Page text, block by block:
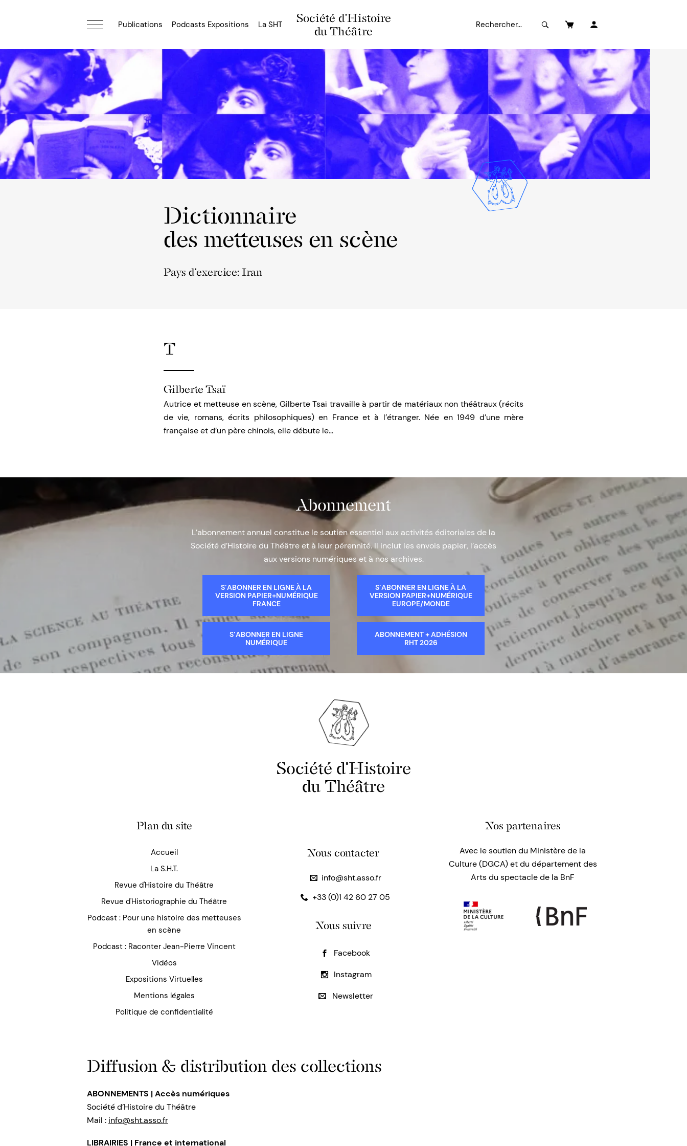
Société d'Histoire
du Théâtre
Publications Podcasts Expositions La SHT
Dictionnaire
des metteuses en scène
Pays d'exercice: Iran
T
Gilberte Tsaï
Autrice et metteuse en scène, Gilberte Tsaï travaille à partir de matériaux non théâtraux (récits
de vie, romans, écrits philosophiques) en France et à l’étranger. Née en 1949 d’une mère
française et d’un père chinois, elle débute le…
Abonnement
L’abonnement annuel constitue le soutien essentiel aux activités éditoriales de la
Société d’Histoire du Théâtre et à leur pérennité. Il inclut les envois papier, l’accès
aux versions numériques et à nos archives.
S’ABONNER EN LIGNE À LA
VERSION PAPIER+NUMÉRIQUE
FRANCE
S’ABONNER EN LIGNE À LA
VERSION PAPIER+NUMÉRIQUE
EUROPE/MONDE
S’ABONNER EN LIGNE
NUMÉRIQUE
ABONNEMENT + ADHÉSION
RHT 2026
Société d'Histoire
du Théâtre
Plan du site
Accueil
La S.H.T.
Revue d'Histoire du Théâtre
Revue d'Historiographie du Théâtre
Podcast : Pour une histoire des metteuses
en scène
Podcast : Raconter Jean-Pierre Vincent
Vidéos
Expositions Virtuelles
Mentions légales
Politique de confidentialité
Nous contacter
info@sht.asso.fr
+33 (0)1 42 60 27 05
Nous suivre
Facebook
Instagram
Newsletter
Nos partenaires
Avec le soutien du Ministère de la
Culture (DGCA) et du département des
Arts du spectacle de la BnF
Diffusion & distribution des collections
ABONNEMENTS | Accès numériques
Société d’Histoire du Théâtre
Mail : info@sht.asso.fr
LIBRAIRIES | France et international